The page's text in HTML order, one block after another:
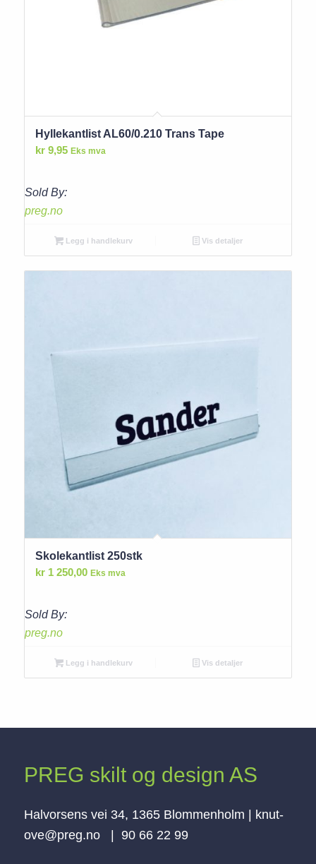
Hyllekantlist AL60/0.210 Trans Tape
kr9,95 Eks mva
Sold By:
preg.no
Legg i handlekurv Vis detaljer
Skolekantlist 250stk
kr1 250,00 Eks mva
Sold By:
preg.no
Legg i handlekurv Vis detaljer
PREG skilt og design AS
Halvorsens vei 34, 1365 Blommenholm | knut-
ove@preg.no | 90 66 22 99